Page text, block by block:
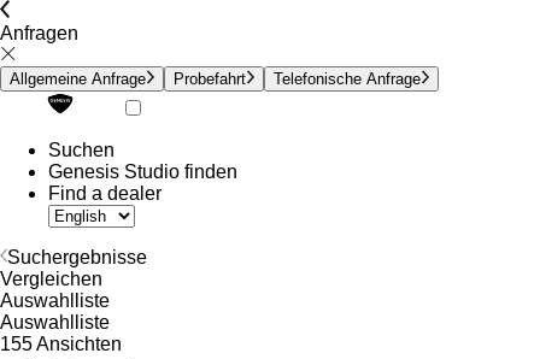
Anfragen
Allgemeine Anfrage Probefahrt Telefonische Anfrage
Suchen
Genesis Studio finden
Find a dealer
Suchergebnisse
Vergleichen
Auswahlliste
Auswahlliste
155 Ansichten